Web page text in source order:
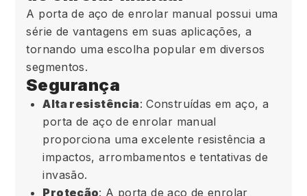
A porta de aço de enrolar manual possui uma
série de vantagens em suas aplicações, a
tornando uma escolha popular em diversos
segmentos.
Segurança
Alta resistência: Construídas em aço, a
porta de aço de enrolar manual
proporciona uma excelente resistência a
impactos, arrombamentos e tentativas de
invasão.
Proteção: A porta de aço de enrolar